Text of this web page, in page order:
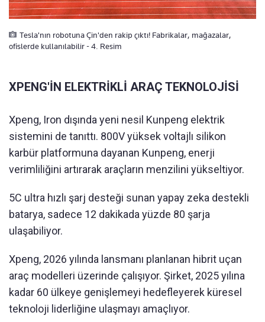
Tesla'nın robotuna Çin'den rakip çıktı! Fabrikalar, mağazalar,
ofislerde kullanılabilir - 4. Resim
XPENG'İN ELEKTRİKLİ ARAÇ TEKNOLOJİSİ
Xpeng, Iron dışında yeni nesil Kunpeng elektrik
sistemini de tanıttı. 800V yüksek voltajlı silikon
karbür platformuna dayanan Kunpeng, enerji
verimliliğini artırarak araçların menzilini yükseltiyor.
5C ultra hızlı şarj desteği sunan yapay zeka destekli
batarya, sadece 12 dakikada yüzde 80 şarja
ulaşabiliyor.
Xpeng, 2026 yılında lansmanı planlanan hibrit uçan
araç modelleri üzerinde çalışıyor. Şirket, 2025 yılına
kadar 60 ülkeye genişlemeyi hedefleyerek küresel
teknoloji liderliğine ulaşmayı amaçlıyor.